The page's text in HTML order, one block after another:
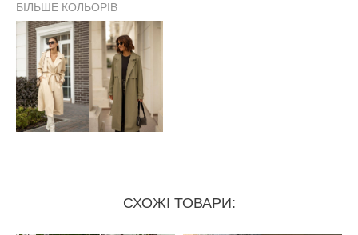
БІЛЬШЕ КОЛЬОРІВ
СХОЖІ ТОВАРИ: